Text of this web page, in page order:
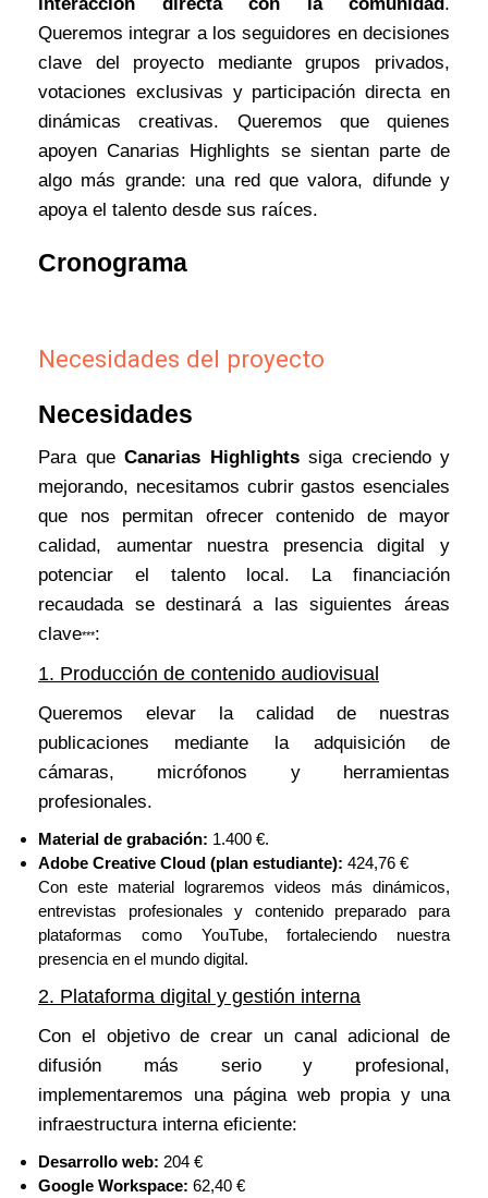
Queremos integrar a los seguidores en decisiones
clave del proyecto mediante grupos privados,
votaciones exclusivas y participación directa en
dinámicas creativas. Queremos que quienes
apoyen Canarias Highlights se sientan parte de
algo más grande: una red que valora, difunde y
apoya el talento desde sus raíces.
Cronograma
Necesidades del proyecto
Necesidades
Para que Canarias Highlightssiga creciendo y
mejorando, necesitamos cubrir gastos esenciales
que nos permitan ofrecer contenido de mayor
calidad, aumentar nuestra presencia digital y
potenciar el talento local. La financiación
recaudada se destinará a las siguientes áreas
clave***:
1. Producción de contenido audiovisual
Queremos elevar la calidad de nuestras
publicaciones mediante la adquisición de
cámaras, micrófonos y herramientas
profesionales.
Material de grabación: 1.400 €.
Adobe Creative Cloud (plan estudiante): 424,76 €
Con este material lograremos videos más dinámicos,
entrevistas profesionales y contenido preparado para
plataformas como YouTube, fortaleciendo nuestra
presencia en el mundo digital.
2. Plataforma digital y gestión interna
Con el objetivo de crear un canal adicional de
difusión más serio y profesional,
implementaremos una página web propia y una
infraestructura interna eficiente:
Desarrollo web: 204 €
Google Workspace: 62,40 €